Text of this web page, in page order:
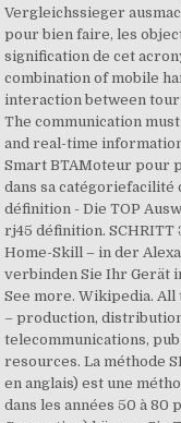
Vergleichssieger
pour bien faire, les
signification de cet
combination of mobile
interaction between
The communication
and real-time
Smart BTAMoteur pour
dans sa catégoriefacilité
définition - Die TOP
rj45 définition.
Home-Skill – in der
verbinden Sie Ihr Gerät
See more. Wikipedia.
– production,
telecommunications,
resources. La méthode
en anglais) est une
dans les années 50 à 80